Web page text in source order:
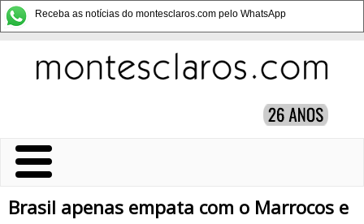
Receba as notícias do montesclaros.com pelo WhatsApp
Brasil apenas empata com o Marrocos e